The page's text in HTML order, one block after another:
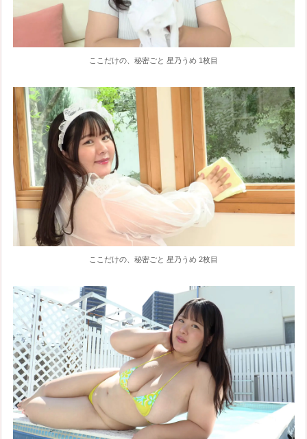
ここだけの、秘密ごと 星乃うめ 1枚目
ここだけの、秘密ごと 星乃うめ 2枚目